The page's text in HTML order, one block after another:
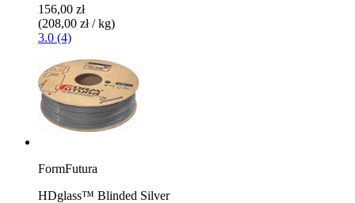
156,00 zł
(208,00 zł / kg)
3.0 (4)
FormFutura
HDglass™ Blinded Silver